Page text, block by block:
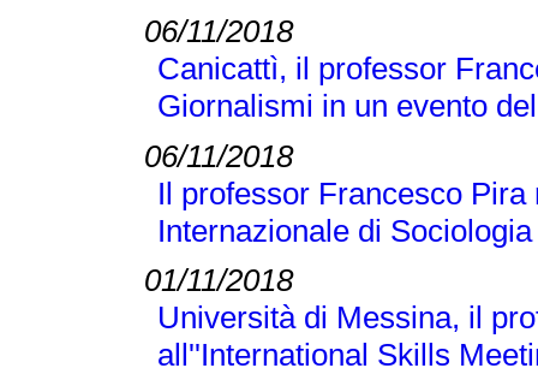
06/11/2018
Canicattì, il professor
Giornalismi in un evento
06/11/2018
Il professor Francesco
Internazionale di
01/11/2018
Università di Messina, il
all''International Skills